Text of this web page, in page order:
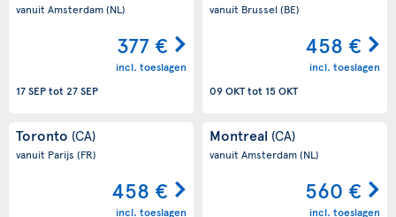
vanuit Amsterdam(NL)
377 €
incl. toeslagen
17 SEPtot 27 SEP
vanuit Brussel(BE)
458 €
incl. toeslagen
09 OKTtot 15 OKT
Toronto (CA)
vanuit Parijs (FR)
458 €
incl. toeslagen
Montreal (CA)
vanuit Amsterdam(NL)
560 €
incl. toeslagen